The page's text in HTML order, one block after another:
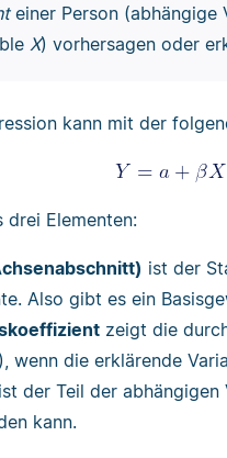
einer Person (abhängige
X) vorhersagen oder
kann mit der
drei Elementen:
ist der
Also gibt es ein
zeigt die
wenn die erklärende
ist der Teil der
kann.